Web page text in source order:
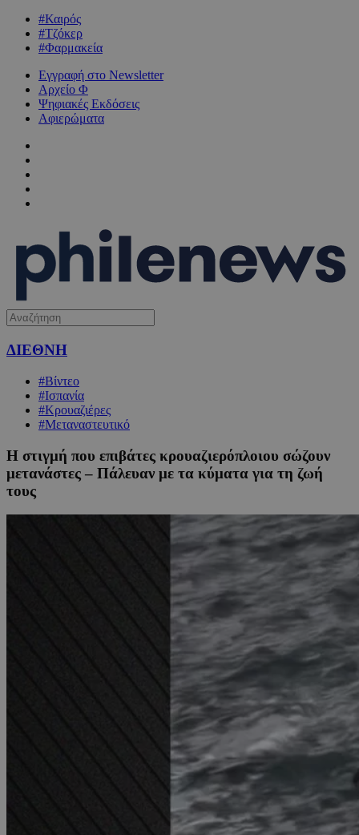
#Καιρός
#Τζόκερ
#Φαρμακεία
Εγγραφή στο Newsletter
Αρχείο Φ
Ψηφιακές Εκδόσεις
Αφιερώματα
ΔΙΕΘΝΗ
#Βίντεο
#Ισπανία
#Κρουαζιέρες
#Μεταναστευτικό
Η στιγμή που επιβάτες κρουαζιερόπλοιου σώζουν
μετανάστες – Πάλευαν με τα κύματα για τη ζωή
τους